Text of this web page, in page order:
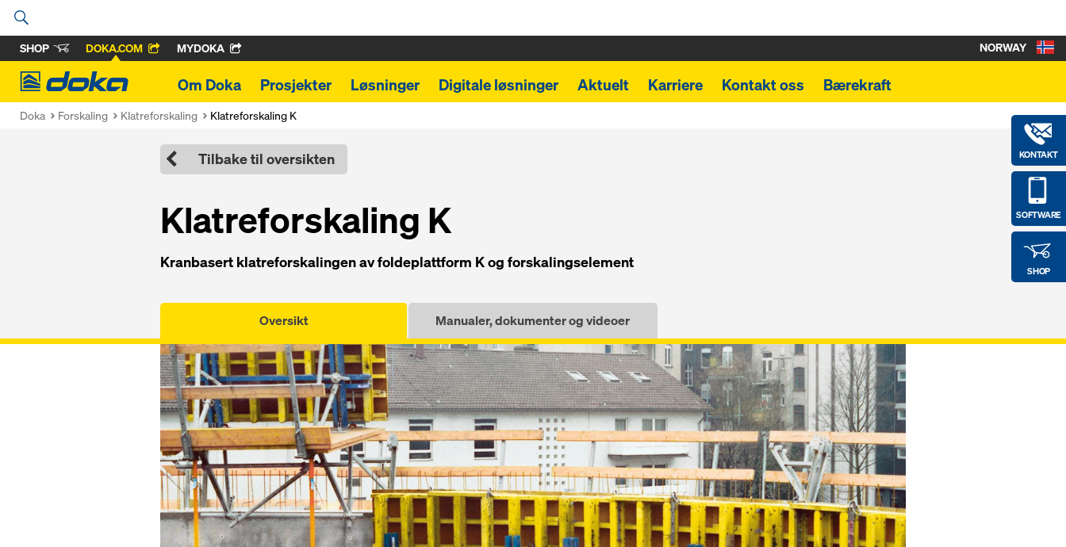
SHOP DOKA.COM MYDOKA
Doka
Om Doka Prosjekter Løsninger Digitale løsninger Aktuelt Karriere Kontakt oss Bærekraft
KONTAKT
SOFTWARE
SHOP
NORWAY
Doka Forskaling Klatreforskaling Klatreforskaling K
Tilbake til oversikten
Klatreforskaling K
Kranbasert klatreforskalingen av foldeplattform K og forskalingselement
Oversikt Manualer, dokumenter og videoer